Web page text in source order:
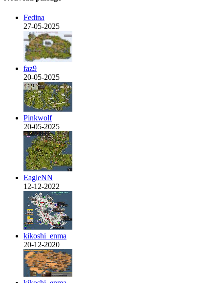
Fedina
27-05-2025
faz9
20-05-2025
Pinkwolf
20-05-2025
EagleNN
12-12-2022
kikoshi_enma
20-12-2020